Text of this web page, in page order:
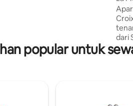
dari
popular untuk